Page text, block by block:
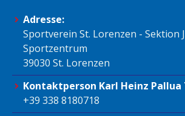
Adresse:
Sportverein St. Lorenzen - Sektion
Sportzentrum
39030 St. Lorenzen
Kontaktperson Karl Heinz
+39 338 8180718